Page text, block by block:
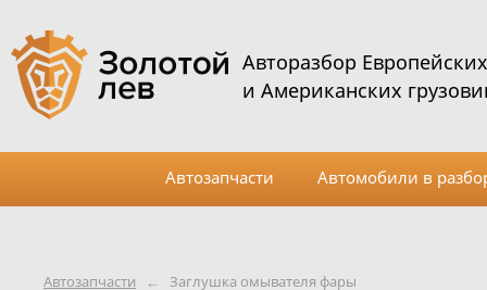
Автозапчасти ← Заглушка омывателя фары
Авторазбор Европейских
и Американских
Автозапчасти Автомобили в